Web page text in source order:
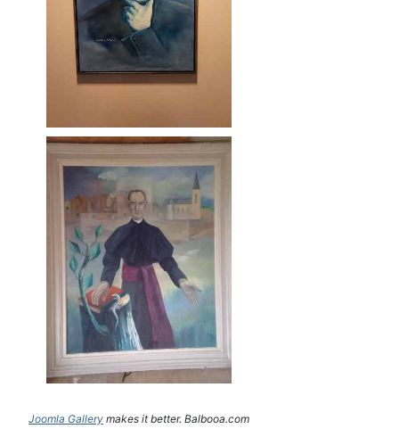
Joomla Gallery makes it better. Balbooa.com